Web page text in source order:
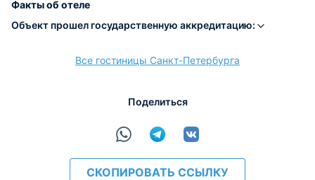
расчёт
Факты об отеле
Объект прошел государственную аккредитацию:
Все гостиницы Санкт-Петербурга
Поделиться
СКОПИРОВАТЬ ССЫЛКУ